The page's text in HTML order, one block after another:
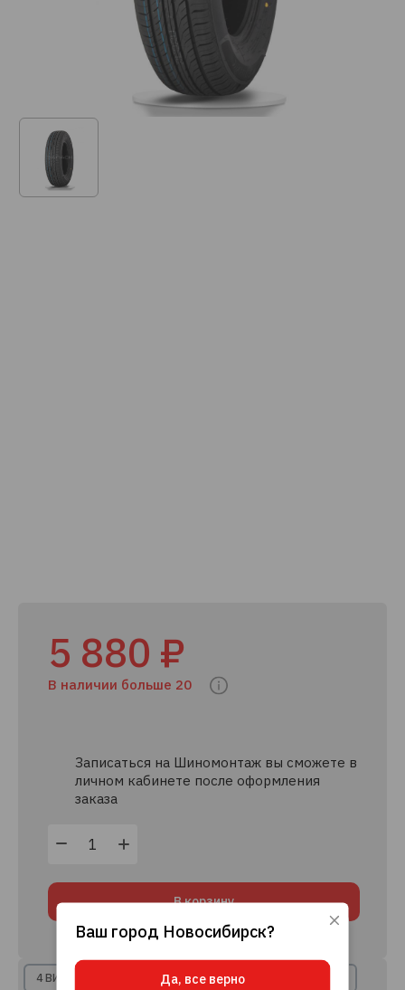
5 880 ₽
В наличии больше 20
Записаться на Шиномонтаж вы сможете в
личном кабинете после оформления
заказа
В корзину
4 ВИДА РАССРОЧКИ 8+ КРЕДИТНЫХ ПРЕДЛОЖЕНИЙ
Ваш город Новосибирск?
Да, все верно
Используя данный сайт, вы даете согласие
нам делать его удобнее для вас.